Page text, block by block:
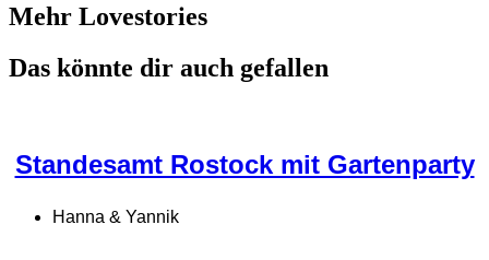
Mehr Lovestories
Das könnte dir auch gefallen
Standesamt Rostock mit Gartenparty
Hanna & Yannik